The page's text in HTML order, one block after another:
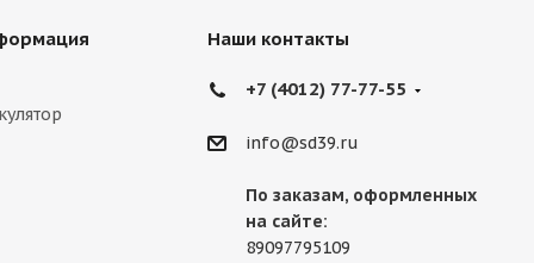
Наши контакты
+7 (4012) 77-77-55
info@sd39.ru
По заказам, оформленных
на сайте:
89097795109